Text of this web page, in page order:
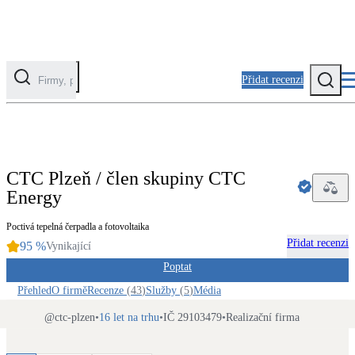
Přidat recenzi
Solární ohřev vody
Tepelná čerpadla
Zateplení
PROFI
CTC Plzeň / člen skupiny CTC
Energy
Poctivá tepelná čerpadla a fotovoltaika
95 %Vynikající
Přidat recenzi
Poptat
PřehledO firměRecenze (43)Služby (5)Média
@ctc-plzen•16 let na trhu•IČ 29103479•Realizační firma